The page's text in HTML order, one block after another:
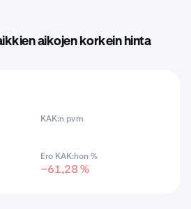
aikojen korkein hinta
KAK:n pvm
Ero KAK:hon %
−61,28 %